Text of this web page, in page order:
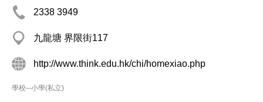
2338 3949
九龍塘 界限街117
http://www.think.edu.hk/chi/homexiao.php
學校─小學(私立)